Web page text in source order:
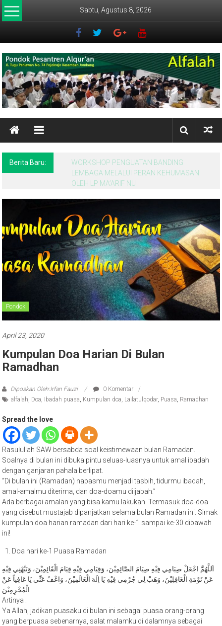
Lompat
ke
Sabtu, Agustus 8, 2026
ALFALAH
Pondok
Alqur'an
Berita Baru:
Kumpulan Doa Harian Di Bulan
Ramadhan
alfalah,Doa,Ibadah puasa Kumpulan doa,Lailatulqodar
Rasulullah SAW bersabda soal keistimewaan bulan Ramadan.
Soalnya di bulan ini dibuka pintu seluas-luasnya untuk amal ibadah
dengan ganjaran pahala berlipat.
“Di bulan ini (Ramadan) napasmu menjadi tasbih, tidurmu ibadah,
amal-amalmu diterima, dan doa-doamu diijabah.”
Ada berbagai amalan yang bisa kamu lakukan. Termasuk doa-doa
yang disebut mustajab dipanjatkan selama bulan Ramadan ini. Simak
kumpulan doa harian ramadan dari hari ke-1 sampai ke-30 dibawah
ini!
عَنْ نَوْمَةِ الْغَافِلِيْنَ، وَهَبْ لِي جُرْمِي فِيْهِ يَا اِلَهَ الْعَالَمِيْنَ، وَاعْفُ عَنِّي يَا عَافِياً عَنْ
الْمُجْرِمِيْنَ
Artinya :
Ya Allah, jadikan puasaku di bulan ini sebagai puasa orang-orang
yang berpuasa sebenarnya, salat malamku di dalamnya sebagai
orang yang salat malam sebenarnya, bangunkan daku di dalamnya